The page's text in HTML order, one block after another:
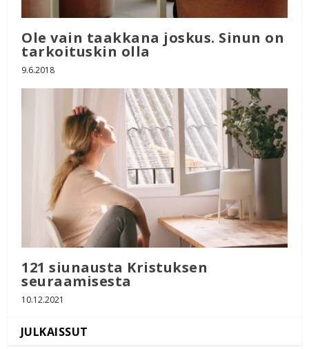
Ole vain taakkana joskus. Sinun on
tarkoituskin olla
9.6.2018
121 siunausta Kristuksen
seuraamisesta
10.12.2021